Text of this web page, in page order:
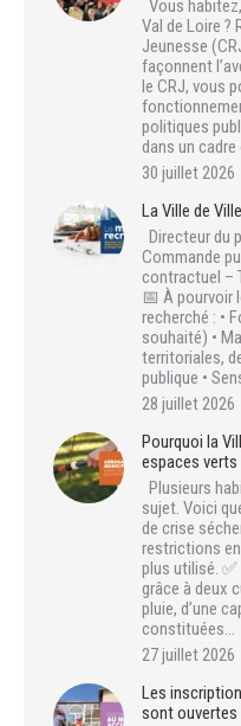
Vous
Val de Loire ?
Jeunesse
façonnent
le CRJ, vous
politiques
dans un
30 juillet 2026
La Ville de
Directeur du
Commande
contractuel –
📅 À pourvoir
recherché : •
souhaité) •
territoriales,
publique •
28 juillet 2026
Pourquoi la
espaces verts
Plusieurs
sujet. Voici
de crise
restrictions
plus utilisé.
grâce à deux
pluie, d’une
constituées…
27 juillet 2026
Les
sont ouvertes